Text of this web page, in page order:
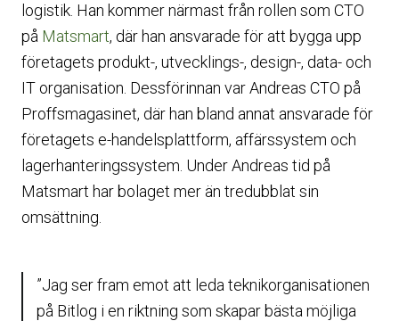
logistik. Han kommer närmast från rollen som CTO
på Matsmart, där han ansvarade för att bygga upp
företagets produkt-, utvecklings-, design-, data- och
IT organisation. Dessförinnan var Andreas CTO på
Proffsmagasinet, där han bland annat ansvarade för
företagets e-handelsplattform, affärssystem och
lagerhanteringssystem. Under Andreas tid på
Matsmart har bolaget mer än tredubblat sin
omsättning.
”Jag ser fram emot att leda teknikorganisationen
på Bitlog i en riktning som skapar bästa möjliga